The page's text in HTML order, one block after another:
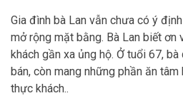
Gia đình bà Lan vẫn chưa có ý
mở rộng mặt bằng. Bà Lan biết ơn
khách gần xa ủng hộ. Ở tuổi 67,
bán, còn mang những phần ăn
thực khách..